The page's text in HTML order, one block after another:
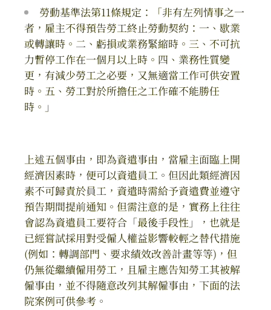
勞動基準法第11條規定：「非有左列情事之一
者，雇主不得預告勞工終止勞動契約：一、歇業
或轉讓時。二、虧損或業務緊縮時。三、不可抗
力暫停工作在一個月以上時。四、業務性質變
更，有減少勞工之必要，又無適當工作可供安置
時。五、勞工對於所擔任之工作確不能勝任
時。」
上述五個事由，即為資遣事由，當雇主面臨上開
經濟因素時，便可以資遣員工。但因此類經濟因
素不可歸責於員工，資遣時需給予資遣費並遵守
預告期間提前通知。但需注意的是，實務上往往
會認為資遣員工要符合「最後手段性」，也就是
已經嘗試採用對受僱人權益影響較輕之替代措施
(例如：轉調部門、要求績效改善計畫等等)，但
仍無從繼續僱用勞工，且雇主應告知勞工其被解
僱事由，並不得隨意改列其解僱事由，下面的法
院案例可供參考。